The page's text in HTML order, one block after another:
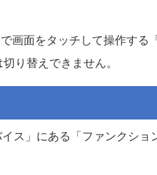
画面をタッチして操作する
り替えできません。
イス」にある「ファンクシ